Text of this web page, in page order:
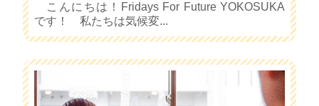
こんにちは！Fridays For Future YOKOSUKA
です！ 私たちは気候変...